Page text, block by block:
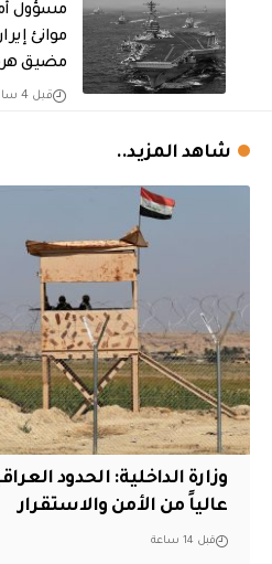
مسؤول
موانئ
مضيق
قبل 4 ساعات
شاهد المزيد..
وزارة الداخلية: الحدود
عالياً من الأمن والاستقرار
قبل 14 ساعة